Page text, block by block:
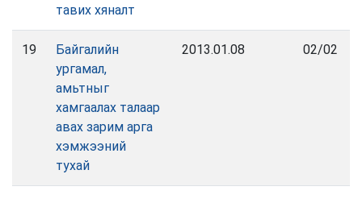
тавих хяналт
19
Байгалийн
ургамал,
амьтныг
хамгаалах талаар
авах зарим арга
хэмжээний
тухай
2013.01.08 02/02